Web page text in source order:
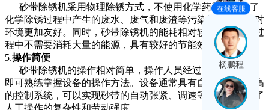
砂带除锈机采用物理除锈方式，不使用化学药剂，避免了
化学除锈过程中产生的废水、废气和废渣等污染物的排放，对
环境更加友好。同时，砂带除锈机的能耗相对较低，在除锈过
程中不需要消耗大量的能源，具有较好的节能效果。
5.操作简便
砂带除锈机的操作相对简单，操作人员经过一定的培训后
即可熟练掌握设备的操作方法。设备通常具有自动化程度较高
的控制系统，可以实现砂带的自动张紧、调速等功能，减少了
人工操作的复杂性和劳动强度。
在线客服
杨鹏程